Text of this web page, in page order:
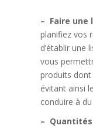
– Faire une
planifiez vos
d’établir une
vous
produits dont
évitant ainsi
conduire à
–